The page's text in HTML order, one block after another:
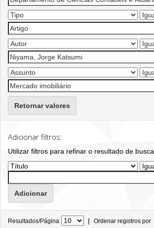
Retornar valores
Adicionar filtros:
Utilizar filtros para refinar o resultado de busca.
Resultados/Página | Ordenar registros por